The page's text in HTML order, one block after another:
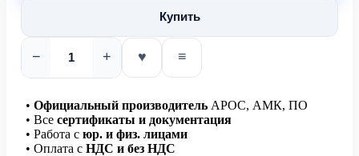
Купить
− + ♥ ≡
• Официальный производитель АРОС, АМК, ПО
• Все сертификаты и документация
• Работа с юр. и физ. лицами
• Оплата с НДС и без НДС